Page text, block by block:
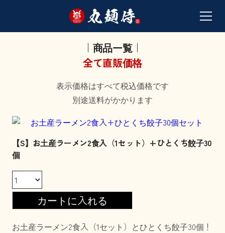
｜商品一覧｜
全て直販価格
表示価格はすべて税込価格です
別途送料がかかります
【S】お土産ラーメン2食入（1セット）+ひとくち餃子30
個
お土産ラーメン2食入（1セット）とひとくち餃子30個！